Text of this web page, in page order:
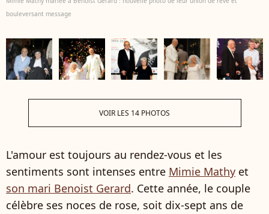
bouleversant message
VOIR LES 14 PHOTOS
L'amour est toujours au rendez-vous et les
sentiments sont intenses entre Mimie Mathy et
son mari Benoist Gerard. Cette année, le couple
célèbre ses noces de rose, soit dix-sept ans de